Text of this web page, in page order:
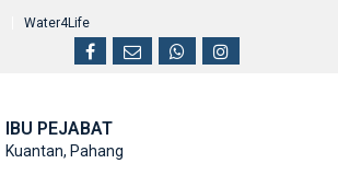
Water4Life
IBU PEJABAT
Kuantan, Pahang